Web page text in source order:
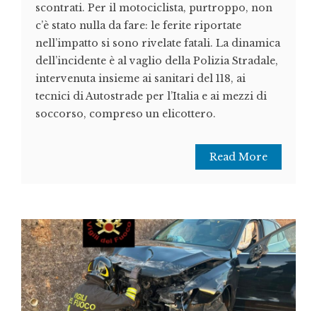
scontrati. Per il motociclista, purtroppo, non
c’è stato nulla da fare: le ferite riportate
nell’impatto si sono rivelate fatali. La dinamica
dell’incidente è al vaglio della Polizia Stradale,
intervenuta insieme ai sanitari del 118, ai
tecnici di Autostrade per l’Italia e ai mezzi di
soccorso, compreso un elicottero.
Read More